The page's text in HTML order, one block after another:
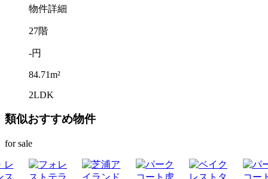
物件詳細
27階
-円
84.71m²
2LDK
類似おすすめ物件
for sale